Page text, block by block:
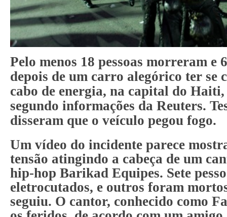
Pelo menos 18 pessoas morreram e
depois de um carro alegórico ter se
cabo de energia, na capital do
segundo informações da Reuters.
disseram que o veículo pegou fogo.
Um vídeo do incidente parece
tensão atingindo a cabeça de um
hip-hop Barikad Equipes. Sete
eletrocutados, e outros foram
seguiu. O cantor, conhecido como